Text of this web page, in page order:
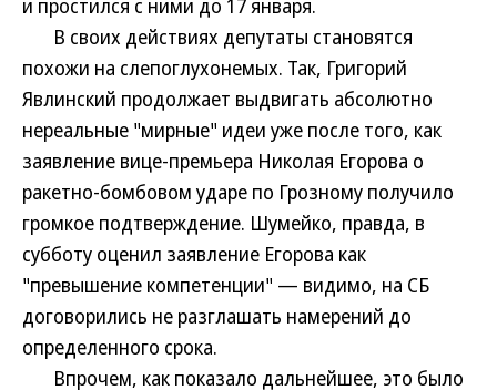
и простился с ними до 17 января.
В своих действиях депутаты становятся
похожи на слепоглухонемых. Так, Григорий
Явлинский продолжает выдвигать абсолютно
нереальные "мирные" идеи уже после того, как
заявление вице-премьера Николая Егорова о
ракетно-бомбовом ударе по Грозному получило
громкое подтверждение. Шумейко, правда, в
субботу оценил заявление Егорова как
"превышение компетенции" — видимо, на СБ
договорились не разглашать намерений до
определенного срока.
Впрочем, как показало дальнейшее, это было